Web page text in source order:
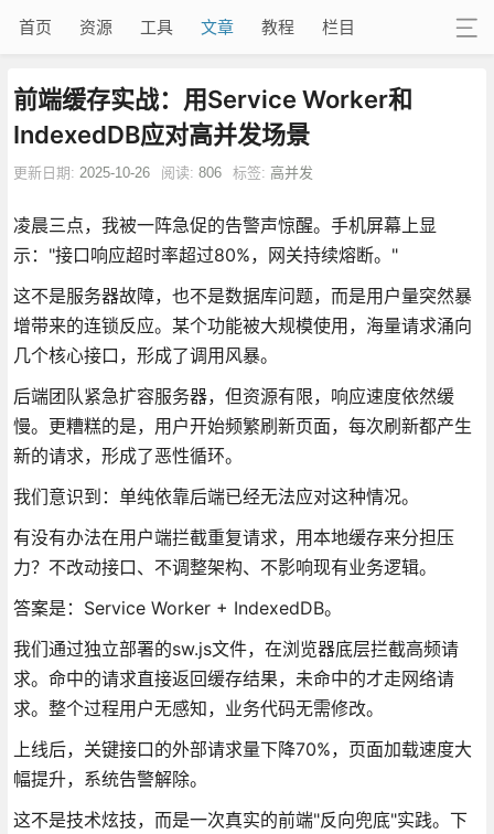
首页 资源 工具 文章 教程 栏目
前端缓存实战：用Service Worker和
IndexedDB应对高并发场景
更新日期: 2025-10-26 阅读: 806 标签: 高并发
凌晨三点，我被一阵急促的告警声惊醒。手机屏幕上显
示："接口响应超时率超过80%，网关持续熔断。"
这不是服务器故障，也不是数据库问题，而是用户量突然暴
增带来的连锁反应。某个功能被大规模使用，海量请求涌向
几个核心接口，形成了调用风暴。
后端团队紧急扩容服务器，但资源有限，响应速度依然缓
慢。更糟糕的是，用户开始频繁刷新页面，每次刷新都产生
新的请求，形成了恶性循环。
我们意识到：单纯依靠后端已经无法应对这种情况。
有没有办法在用户端拦截重复请求，用本地缓存来分担压
力？不改动接口、不调整架构、不影响现有业务逻辑。
答案是：Service Worker + IndexedDB。
我们通过独立部署的sw.js文件，在浏览器底层拦截高频请
求。命中的请求直接返回缓存结果，未命中的才走网络请
求。整个过程用户无感知，业务代码无需修改。
上线后，关键接口的外部请求量下降70%，页面加载速度大
幅提升，系统告警解除。
这不是技术炫技，而是一次真实的前端"反向兜底"实践。下